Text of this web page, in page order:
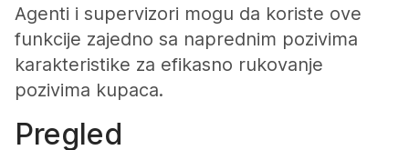
Agenti i supervizori mogu da koriste ove
funkcije zajedno sa naprednim pozivima
karakteristike za efikasno rukovanje
pozivima kupaca.
Pregled